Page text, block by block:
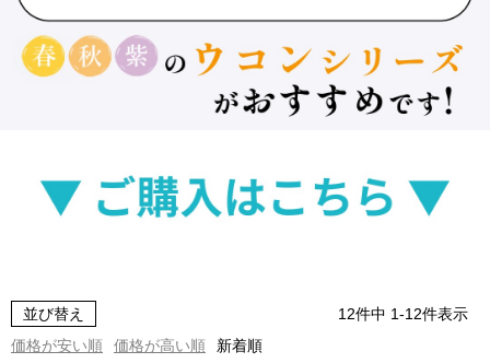
並び替え
価格が安い順
価格が高い順 新着順
12件中 1-12件表示